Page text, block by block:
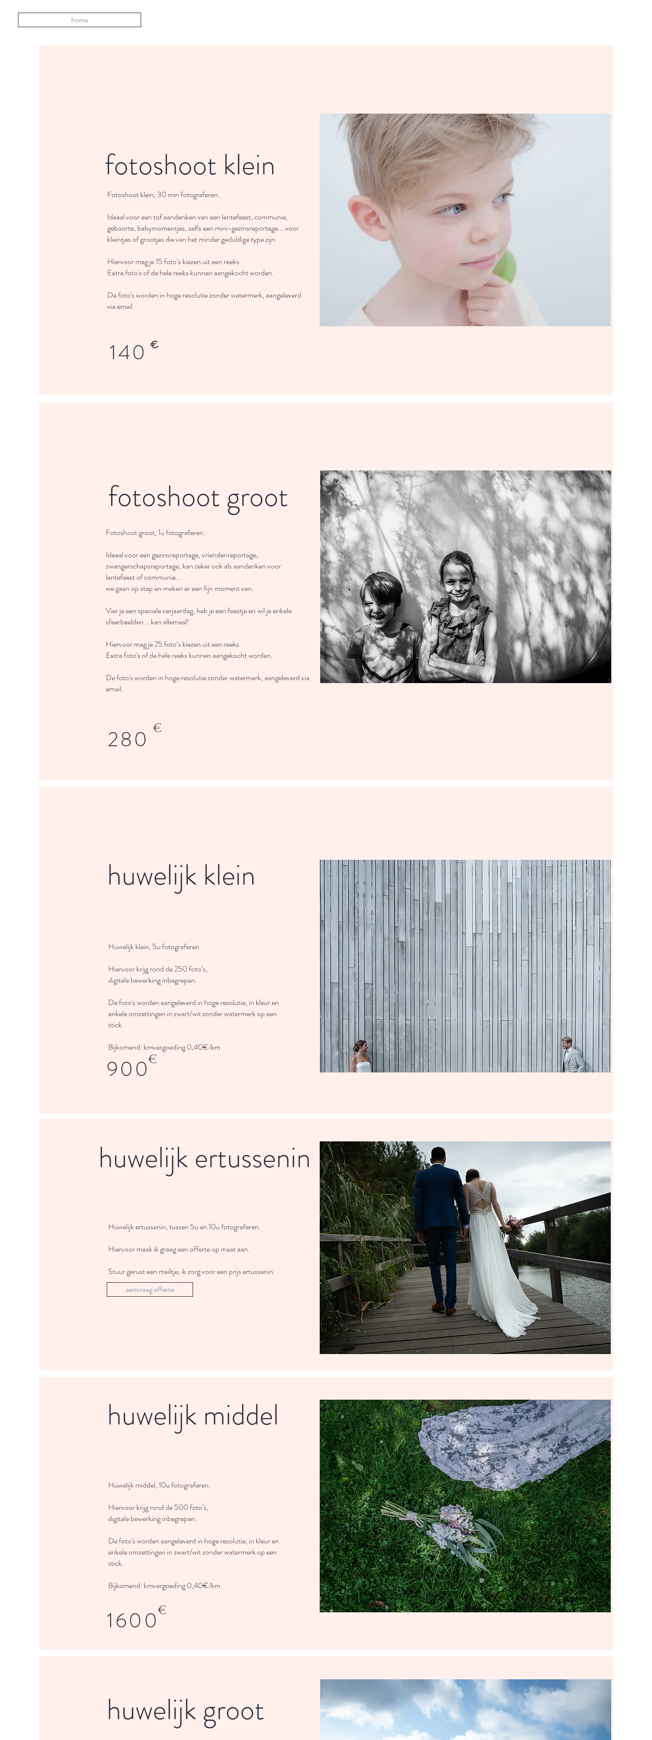
home
fotoshoot klein
Fotoshoot klein, 30 min fotograferen.
Ideaal voor een tof aandenken van een lentefeest, communie,
geboorte, babymomentjes, zelfs een mini-gezinsreportage... voor
kleintjes of grootjes die van het minder geduldige type zijn.
Hiervoor mag je 15 foto’s kiezen uit een reeks.
Extra foto's of de hele reeks kunnen aangekocht worden.
De foto's worden in hoge resolutie zonder watermerk, aangeleverd
via email.
140 €
fotoshoot groot
Fotoshoot groot, 1u fotograferen.
Ideaal voor een gezinsreportage, vriendenreportage,
zwangerschapsreportage, kan zeker ook als aandenken voor
lentefeest of communie...
we gaan op stap en maken er een fijn moment van.
Vier je een speciale verjaardag, heb je een feestje en wil je enkele
sfeerbeelden... kan allemaal!
Hiervoor mag je 25 foto’s kiezen uit een reeks.
Extra foto's of de hele reeks kunnen aangekocht worden.
De foto's worden in hoge resolutie zonder watermerk, aangeleverd via
email.
€
280
huwelijk klein
Huwelijk klein, 5u fotograferen.
Hiervoor krijg rond de 250 foto’s,
digitale bewerking inbegrepen.
De foto's worden aangeleverd in hoge resolutie, in kleur en
enkele omzettingen in zwart/wit zonder watermerk op een
stick.
Bijkomend: kmvergoeding 0,40€/km
900€
huwelijk ertussenin
Huwelijk ertussenin, tussen 5u en 10u fotograferen.
Hiervoor maak ik graag een offerte op maat aan.
Stuur gerust een mailtje, ik zorg voor een prijs ertussenin.
aanvraag offerte
huwelijk middel
Huwelijk middel, 10u fotograferen.
Hiervoor krijg rond de 500 foto’s,
digitale bewerking inbegrepen.
De foto's worden aangeleverd in hoge resolutie, in kleur en
enkele omzettingen in zwart/wit zonder watermerk op een
stick.
Bijkomend: kmvergoeding 0,40€/km
1600€
huwelijk groot